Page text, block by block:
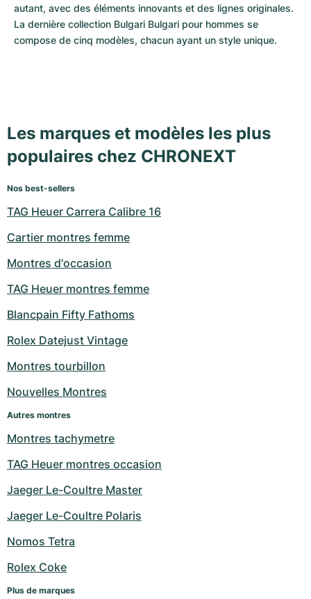
autant, avec des éléments innovants et des lignes originales.
La dernière collection Bulgari Bulgari pour hommes se
compose de cinq modèles, chacun ayant un style unique.
Les marques et modèles les plus
populaires chez CHRONEXT
Nos best-sellers
TAG Heuer Carrera Calibre 16
Cartier montres femme
Montres d'occasion
TAG Heuer montres femme
Blancpain Fifty Fathoms
Rolex Datejust Vintage
Montres tourbillon
Nouvelles Montres
Autres montres
Montres tachymetre
TAG Heuer montres occasion
Jaeger Le-Coultre Master
Jaeger Le-Coultre Polaris
Nomos Tetra
Rolex Coke
Plus de marques